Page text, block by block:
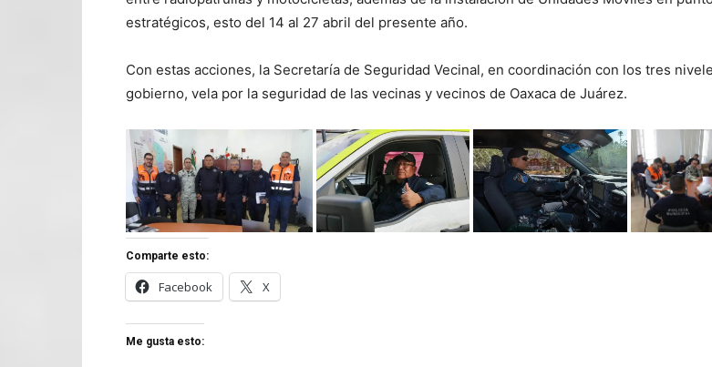
estratégicos, esto del 14 al 27 abril del presente año.
Con estas acciones, la Secretaría de Seguridad Vecinal, en coordinación con los tres
gobierno, vela por la seguridad de las vecinas y vecinos de Oaxaca de Juárez.
Comparte esto:
Facebook X
Me gusta esto: